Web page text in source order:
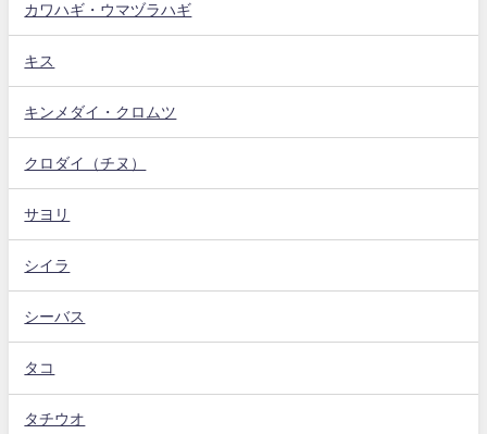
カワハギ・ウマヅラハギ
キス
キンメダイ・クロムツ
クロダイ（チヌ）
サヨリ
シイラ
シーバス
タコ
タチウオ